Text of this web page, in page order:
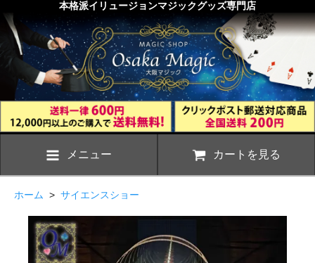
本格派イリュージョンマジックグッズ専門店
メニュー カートを見る
ホーム > サイエンスショー